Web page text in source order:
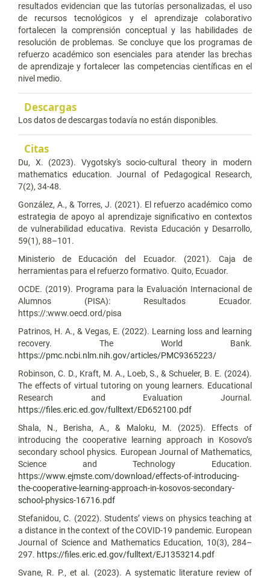
resultados evidencian que las tutorías personalizadas, el uso
de recursos tecnológicos y el aprendizaje colaborativo
fortalecen la comprensión conceptual y las habilidades de
resolución de problemas. Se concluye que los programas de
refuerzo académico son esenciales para atender las brechas
de aprendizaje y fortalecer las competencias científicas en el
nivel medio.
Descargas
Los datos de descargas todavía no están disponibles.
Citas
Du, X. (2023). Vygotsky's socio-cultural theory in modern
mathematics education. Journal of Pedagogical Research,
7(2), 34-48.
González, A., & Torres, J. (2021). El refuerzo académico como
estrategia de apoyo al aprendizaje significativo en contextos
de vulnerabilidad educativa. Revista Educación y Desarrollo,
59(1), 88–101.
Ministerio de Educación del Ecuador. (2021). Caja de
herramientas para el refuerzo formativo. Quito, Ecuador.
OCDE. (2019). Programa para la Evaluación Internacional de
Alumnos (PISA): Resultados Ecuador.
https://:www.oecd.ord/pisa
Patrinos, H. A., & Vegas, E. (2022). Learning loss and learning
recovery. The World Bank.
https://pmc.ncbi.nlm.nih.gov/articles/PMC9365223/
Robinson, C. D., Kraft, M. A., Loeb, S., & Schueler, B. E. (2024).
The effects of virtual tutoring on young learners. Educational
Research and Evaluation Journal.
https://files.eric.ed.gov/fulltext/ED652100.pdf
Shala, N., Berisha, A., & Maloku, M. (2025). Effects of
introducing the cooperative learning approach in Kosovo’s
secondary school physics. European Journal of Mathematics,
Science and Technology Education.
https://www.ejmste.com/download/effects-of-introducing-
the-cooperative-learning-approach-in-kosovos-secondary-
school-physics-16716.pdf
Stefanidou, C. (2022). Students’ views on physics teaching at
a distance in the context of the COVID-19 pandemic. European
Journal of Science and Mathematics Education, 10(3), 284–
297. https://files.eric.ed.gov/fulltext/EJ1353214.pdf
Svane, R. P., et al. (2023). A systematic literature review of